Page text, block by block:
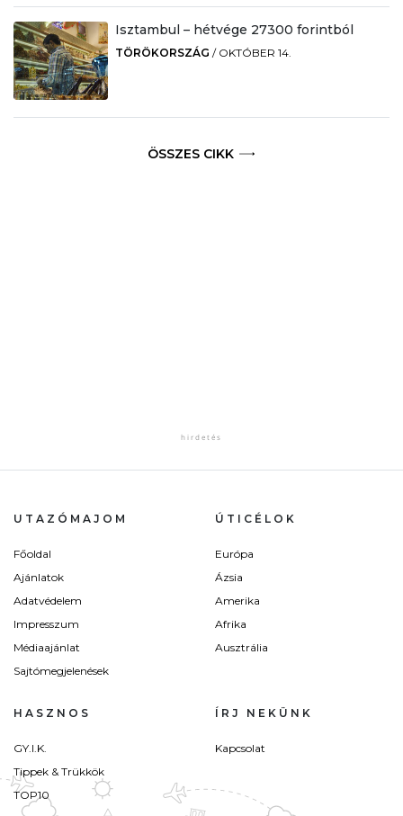
Isztambul – hétvége 27300 forintból
TÖRÖKORSZÁG / OKTÓBER 14.
ÖSSZES CIKK
UTAZÓMAJOM
Főoldal
Ajánlatok
Adatvédelem
Impresszum
Médiaajánlat
Sajtómegjelenések
ÚTICÉLOK
Európa
Ázsia
Amerika
Afrika
Ausztrália
HASZNOS
GY.I.K.
Tippek & Trükkök
TOP10
ÍRJ NEKÜNK
Kapcsolat